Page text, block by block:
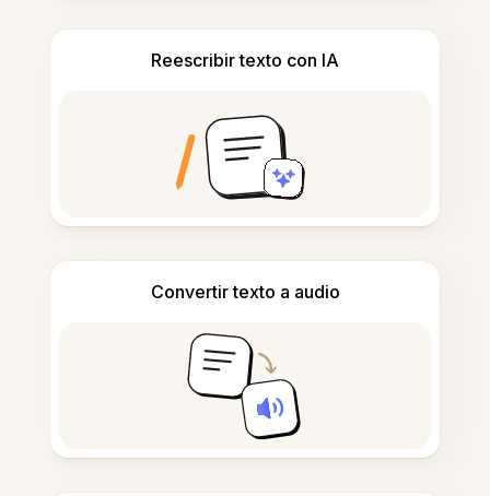
Reescribir texto con IA
Convertir texto a audio